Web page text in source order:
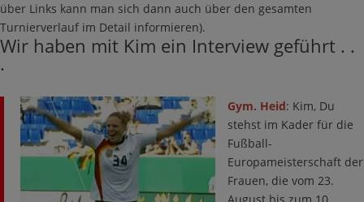
über Links kann man sich dann auch über den gesamten
Turnierverlauf im Detail informieren).
Wir haben mit Kim ein Interview geführt . .
.
Gym. Heid: Kim, Du
stehst im Kader für die
Fußball-
Europameisterschaft der
Frauen, die vom 23.